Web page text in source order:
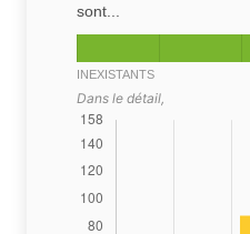
sont...
INEXISTANTS
Dans le détail,